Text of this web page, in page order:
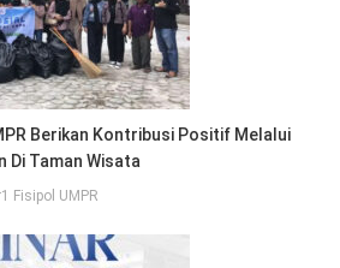
Berikan Kontribusi Positif Melalui
Di Taman Wisata
Fisipol UMPR